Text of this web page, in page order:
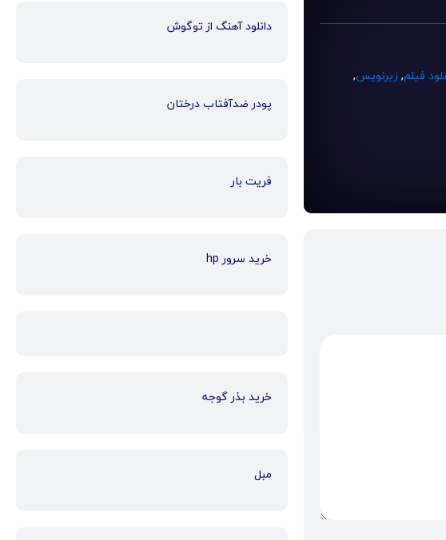
فیلم,زیرنویس,
دانلود آهنگ از توگوش
پودر ضدآفتاب درختان
فریت بار
خرید سرور hp
خرید بذر گوجه
مبل